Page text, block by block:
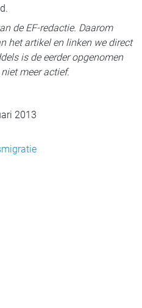
de EF-redactie. Daarom
het artikel en linken we direct
is de eerder opgenomen
meer actief.
2013